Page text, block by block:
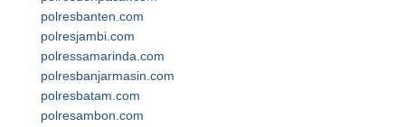
polresbanten.com
polresjambi.com
polressamarinda.com
polresbanjarmasin.com
polresbatam.com
polresambon.com